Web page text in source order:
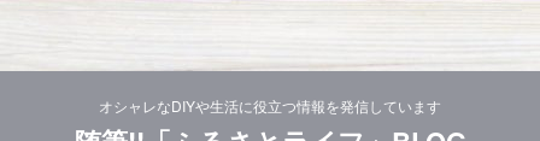
オシャレなDIYや生活に役立つ情報を発信しています